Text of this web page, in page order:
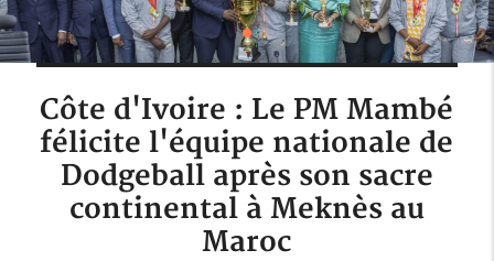
Côte d'Ivoire : Le PM Mambé
félicite l'équipe nationale de
Dodgeball après son sacre
continental à Meknès au
Maroc